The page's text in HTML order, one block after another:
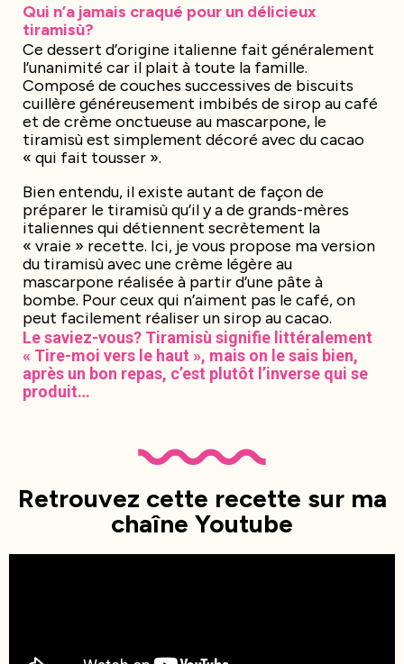
Qui n’a jamais craqué pour un délicieux
tiramisù?
Ce dessert d’origine italienne fait généralement
l’unanimité car il plait à toute la famille.
Composé de couches successives de biscuits
cuillère généreusement imbibés de sirop au café
et de crème onctueuse au mascarpone, le
tiramisù est simplement décoré avec du cacao
« qui fait tousser ».
Bien entendu, il existe autant de façon de
préparer le tiramisù qu’il y a de grands-mères
italiennes qui détiennent secrètement la
« vraie » recette. Ici, je vous propose ma version
du tiramisù avec une crème légère au
mascarpone réalisée à partir d’une pâte à
bombe. Pour ceux qui n’aiment pas le café, on
peut facilement réaliser un sirop au cacao.
Le saviez-vous? Tiramisù signifie littéralement
« Tire-moi vers le haut », mais on le sais bien,
après un bon repas, c’est plutôt l’inverse qui se
produit…
Retrouvez cette recette sur ma
chaîne Youtube